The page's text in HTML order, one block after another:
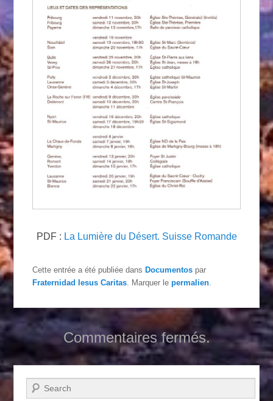
PDF : La Lumière du Désert. Suisse Romande
Cette entrée a été publiée dans Documentos par
Fraternidad Iesus Caritas. Marquer lepermalien.
Commentaires fermés.
Recherche